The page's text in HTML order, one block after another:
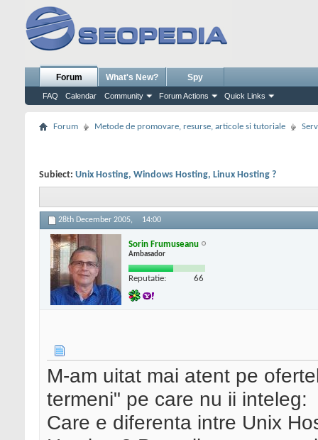
Forum
FAQ Calendar Community Forum Actions Quick Links
What's New? Spy
Forum Metode de promovare, resurse, articole si tutoriale
Subiect: Unix Hosting, Windows Hosting, Linux Hosting ?
28th December 2005, 14:00
Sorin Frumuseanu
Ambasador
Reputatie: 66
M-am uitat mai atent pe
termeni" pe care nu ii inteleg:
Care e diferenta intre Unix